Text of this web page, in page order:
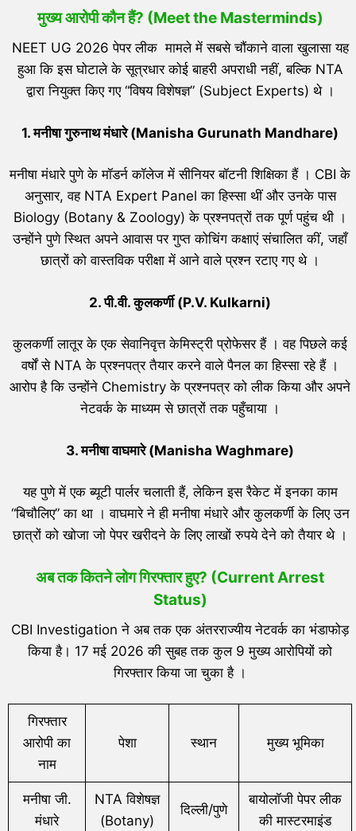
मुख्य आरोपी कौन हैं? (Meet the Masterminds)
NEET UG 2026 पेपर लीक मामले में सबसे चौंकाने वाला खुलासा यह
हुआ कि इस घोटाले के सूत्रधार कोई बाहरी अपराधी नहीं, बल्कि NTA
द्वारा नियुक्त किए गए “विषय विशेषज्ञ” (Subject Experts) थे ।
1. मनीषा गुरुनाथ मंधारे (Manisha Gurunath Mandhare)
मनीषा मंधारे पुणे के मॉडर्न कॉलेज में सीनियर बॉटनी शिक्षिका हैं । CBI के
अनुसार, वह NTA Expert Panel का हिस्सा थीं और उनके पास
Biology (Botany & Zoology) के प्रश्नपत्रों तक पूर्ण पहुंच थी ।
उन्होंने पुणे स्थित अपने आवास पर गुप्त कोचिंग कक्षाएं संचालित कीं, जहाँ
छात्रों को वास्तविक परीक्षा में आने वाले प्रश्न रटाए गए थे ।
2. पी.वी. कुलकर्णी (P.V. Kulkarni)
कुलकर्णी लातूर के एक सेवानिवृत्त केमिस्ट्री प्रोफेसर हैं । वह पिछले कई
वर्षों से NTA के प्रश्नपत्र तैयार करने वाले पैनल का हिस्सा रहे हैं ।
आरोप है कि उन्होंने Chemistry के प्रश्नपत्र को लीक किया और अपने
नेटवर्क के माध्यम से छात्रों तक पहुँचाया ।
3. मनीषा वाघमारे (Manisha Waghmare)
यह पुणे में एक ब्यूटी पार्लर चलाती हैं, लेकिन इस रैकेट में इनका काम
“बिचौलिए” का था । वाघमारे ने ही मनीषा मंधारे और कुलकर्णी के लिए उन
छात्रों को खोजा जो पेपर खरीदने के लिए लाखों रुपये देने को तैयार थे ।
अब तक कितने लोग गिरफ्तार हुए? (Current Arrest
Status)
CBI Investigation ने अब तक एक अंतरराज्यीय नेटवर्क का भंडाफोड़
किया है। 17 मई 2026 की सुबह तक कुल 9 मुख्य आरोपियों को
गिरफ्तार किया जा चुका है ।
गिरफ्तार
आरोपी का
नाम
पेशा स्थान मुख्य भूमिका
मनीषा जी.
मंधारे
NTA विशेषज्ञ
(Botany)
दिल्ली/पुणे
बायोलॉजी पेपर लीक
की मास्टरमाइंड